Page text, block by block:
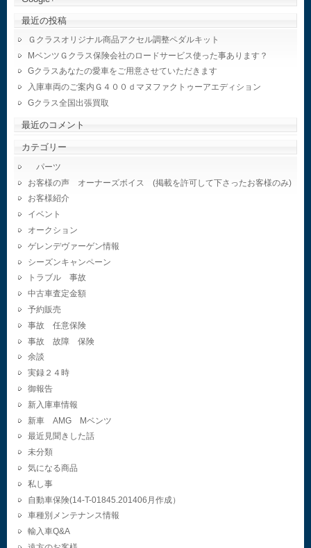
最近の投稿
Ｇクラスオリジナル商品アクセル調整ペダルキット
MベンツＧクラス保険会社のロードサービス使った事あります？
Gクラスあなたの愛車をご用意させていただきます
入庫車両のご案内Ｇ４００ｄマヌファクトゥーアエディション
Gクラス全国出張買取
最近のコメント
カテゴリー
パーツ
お客様の声 オーナーズボイス (掲載を許可して下さったお客様のみ)
お客様紹介
イベント
オークション
ゲレンデヴァーゲン情報
シーズンキャンペーン
トラブル 事故
中古車査定金額
予約販売
事故 任意保険
事故 故障 保険
余談
実録２４時
御報告
新入庫車情報
新車 AMG Mベンツ
最近見聞きした話
未分類
気になる商品
私し事
自動車保険(14-T-01845.201406月作成）
車種別メンテナンス情報
輸入車Q&A